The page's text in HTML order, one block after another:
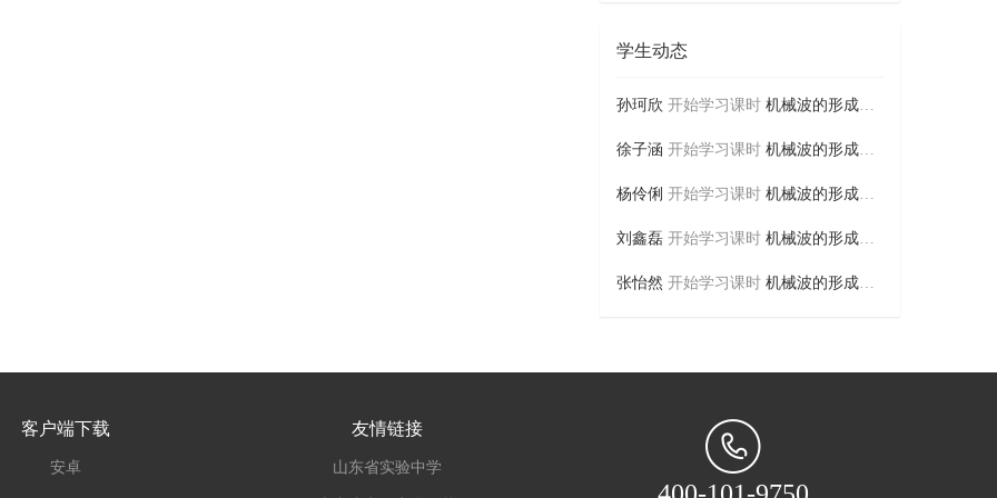
学生动态
孙珂欣 开始学习课时 机械波的形成及描述
徐子涵 开始学习课时 机械波的形成及描述
杨伶俐 开始学习课时 机械波的形成及描述
刘鑫磊 开始学习课时 机械波的形成及描述
张怡然 开始学习课时 机械波的形成及描述
客户端下载 友情链接
安卓 山东省实验中学